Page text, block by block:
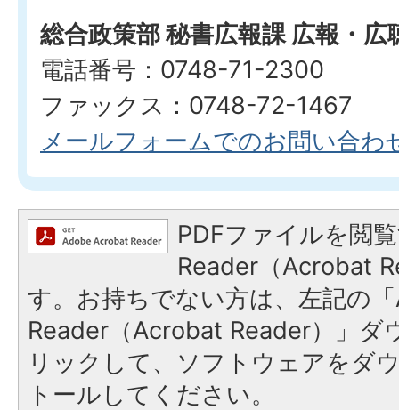
総合政策部 秘書広報課 広報・広
電話番号：0748-71-2300
ファックス：0748-72-1467
メールフォームでのお問い合わ
PDFファイルを閲
Reader（Acrobat
す。お持ちでない方は、左記の
Reader（Acrobat Reader）」ダ
リックして、ソフトウェアをダ
トールしてください。